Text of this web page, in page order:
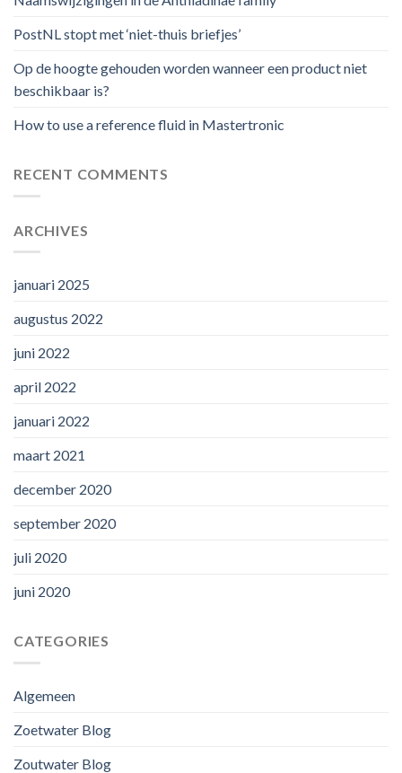
PostNL stopt met ‘niet-thuis briefjes’
Op de hoogte gehouden worden wanneer een product niet
beschikbaar is?
How to use a reference fluid in Mastertronic
RECENT COMMENTS
ARCHIVES
januari 2025
augustus 2022
juni 2022
april 2022
januari 2022
maart 2021
december 2020
september 2020
juli 2020
juni 2020
CATEGORIES
Algemeen
Zoetwater Blog
Zoutwater Blog